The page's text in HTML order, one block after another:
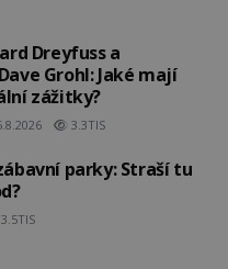
Dreyfuss a
Grohl: Jaké mají
zážitky?
3.3TIS
parky: Straší tu
3.5TIS